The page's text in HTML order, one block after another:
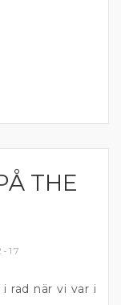
THE
17
rad när vi var i